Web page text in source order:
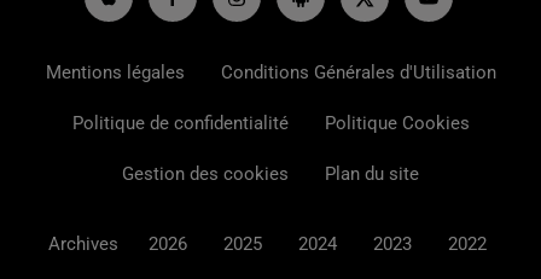
Mentions légales Conditions Générales d'Utilisation
Politique de confidentialité Politique Cookies
Gestion des cookies Plan du site
Archives 2026 2025 2024 2023 2022